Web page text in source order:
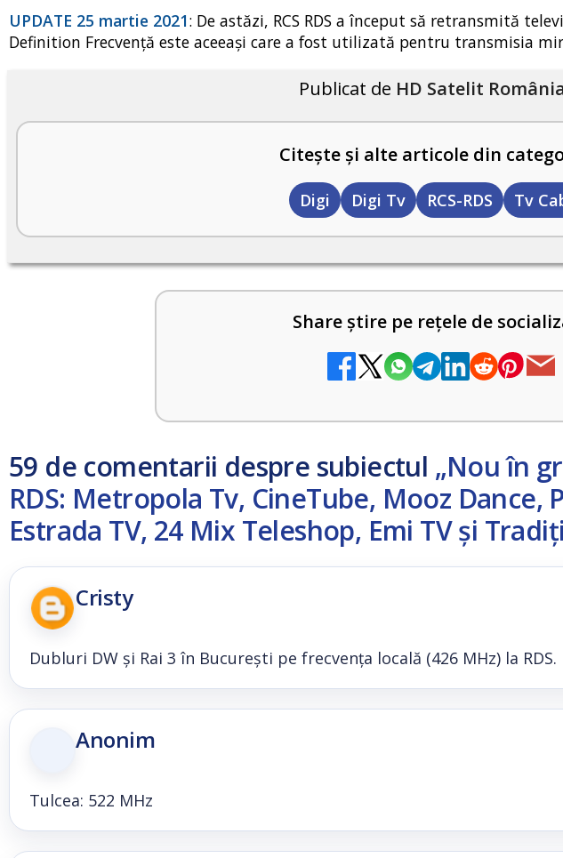
UPDATE 25 martie 2021: De astăzi, RCS RDS a început să retransmită
Definition Frecvență este aceeași care a fost utilizată pentru transmisia
Publicat de HD Satelit
Citește și alte articole din
Digi Digi Tv RCS-RDS Tv
Share știre pe rețele de
59 de comentarii despre subiectul „Nou în
RDS: Metropola Tv, CineTube, Mooz Dance,
Estrada TV, 24 Mix Teleshop, Emi TV şi
Cristy
Dubluri DW și Rai 3 în București pe frecvența locală (426 MHz) la RDS.
Anonim
Tulcea: 522 MHz